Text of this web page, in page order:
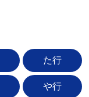
た行
や行